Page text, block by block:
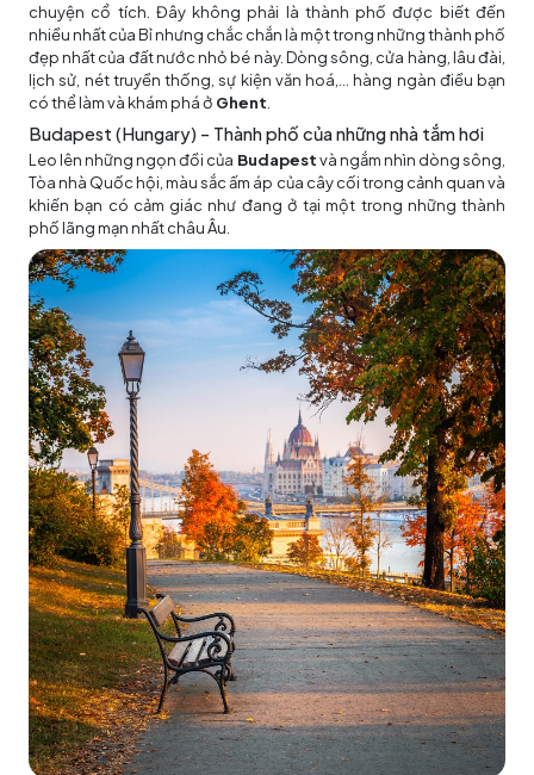
chuyện cổ tích. Đây không phải là thành phố được biết đến
nhiều nhất của Bỉ nhưng chắc chắn là một trong những thành phố
đẹp nhất của đất nước nhỏ bé này. Dòng sông, cửa hàng, lâu đài,
lịch sử, nét truyền thống, sự kiện văn hoá,... hàng ngàn điều bạn
có thể làm và khám phá ở Ghent
Budapest (Hungary) – Thành phố của những nhà tắm hơi
Leo lên những ngọn đồi của Budapestvà ngắm nhìn dòng sông,
Tòa nhà Quốc hội, màu sắc ấm áp của cây cối trong cảnh quan và
khiến bạn có cảm giác như đang ở tại một trong những thành
phố lãng mạn nhất châu Âu.